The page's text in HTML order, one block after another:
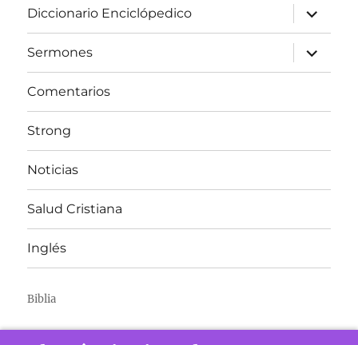
Diccionario Enciclópedico
expandir
el
menú
inferior
Sermones
expandir
el
menú
Comentarios
Strong
Noticias
Salud Cristiana
Inglés
Biblia